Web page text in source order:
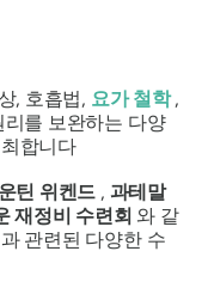
, 호흡법, 요가 철학,
를 보완하는 다양
합니다
틴 위켄드 , 과테말
재정비 수련회 와 같
관련된 다양한 수